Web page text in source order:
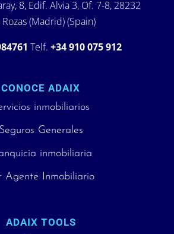
8, Edif. Alvia 3, Of. 7-8, 28232
Rozas (Madrid) (Spain)
Telf.+34 910 075 912
CONOCE ADAIX
inmobiliarios
Seguros Generales
inmobiliaria
Agente Inmobiliario
ADAIX TOOLS